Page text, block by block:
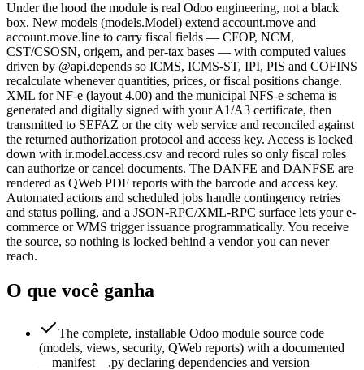
Under the hood the module is real Odoo engineering, not a black
box. New models (models.Model) extend account.move and
account.move.line to carry fiscal fields — CFOP, NCM,
CST/CSOSN, origem, and per-tax bases — with computed values
driven by @api.depends so ICMS, ICMS-ST, IPI, PIS and COFINS
recalculate whenever quantities, prices, or fiscal positions change.
XML for NF-e (layout 4.00) and the municipal NFS-e schema is
generated and digitally signed with your A1/A3 certificate, then
transmitted to SEFAZ or the city web service and reconciled against
the returned authorization protocol and access key. Access is locked
down with ir.model.access.csv and record rules so only fiscal roles
can authorize or cancel documents. The DANFE and DANFSE are
rendered as QWeb PDF reports with the barcode and access key.
Automated actions and scheduled jobs handle contingency retries
and status polling, and a JSON-RPC/XML-RPC surface lets your e-
commerce or WMS trigger issuance programmatically. You receive
the source, so nothing is locked behind a vendor you can never
reach.
O que você ganha
The complete, installable Odoo module source code
(models, views, security, QWeb reports) with a documented
__manifest__.py declaring dependencies and version